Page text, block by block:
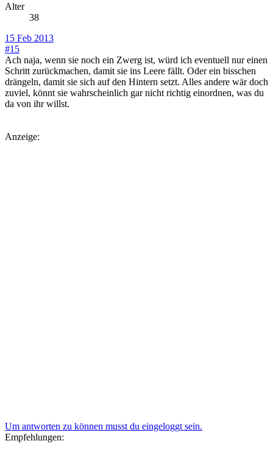
Alter
38
15 Feb 2013
#15
Ach naja, wenn sie noch ein Zwerg ist, würd ich eventuell nur einen
Schritt zurückmachen, damit sie ins Leere fällt. Oder ein bisschen
drängeln, damit sie sich auf den Hintern setzt. Alles andere wär doch
zuviel, könnt sie wahrscheinlich gar nicht richtig einordnen, was du
da von ihr willst.
Anzeige:
Um antworten zu können musst du eingeloggt sein.
Empfehlungen: